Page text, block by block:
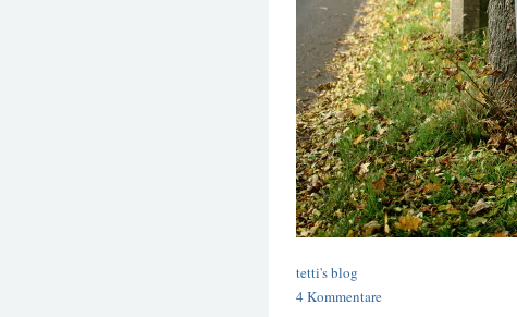
tetti's blog
4 Kommentare